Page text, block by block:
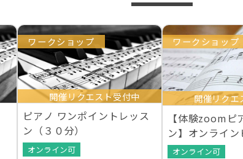
ワークショップ
開催リクエスト受付中
ピアノ ワンポイントレッス
ン（３０分）
オンライン可
ワークショップ
開催リクエ
【体験zoomピ
ン】オンライン
スン
オンライン可